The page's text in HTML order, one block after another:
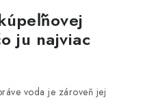
ju najviac
voda je zároveň jej